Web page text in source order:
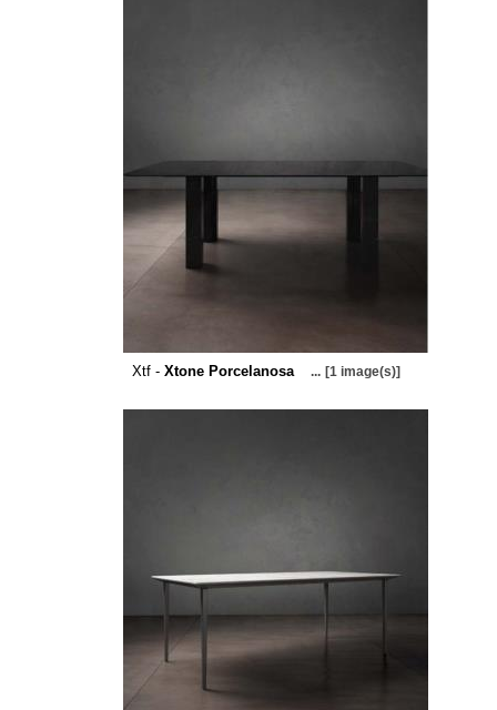
Xtf - Xtone Porcelanosa ... [1 image(s)]